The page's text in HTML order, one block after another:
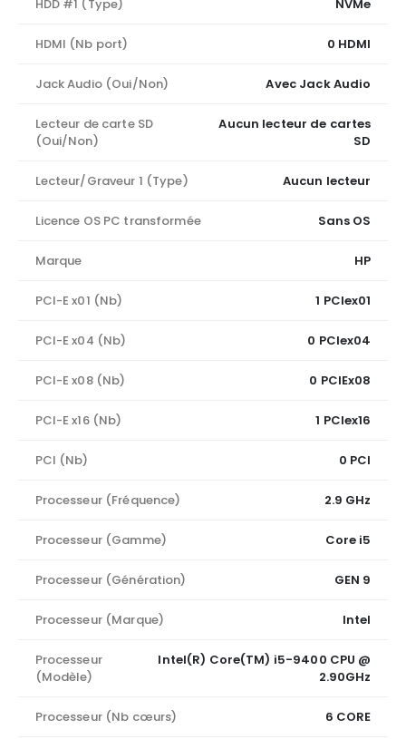
HDD #1 (Type) NVMe
HDMI (Nb port) 0 HDMI
Jack Audio (Oui/Non) Avec Jack Audio
Lecteur de carte SD
(Oui/Non)
Aucun lecteur de cartes
SD
Lecteur/Graveur 1 (Type) Aucun lecteur
Licence OS PC transformée Sans OS
Marque HP
PCI-E x01 (Nb) 1 PCIex01
PCI-E x04 (Nb) 0 PCIex04
PCI-E x08 (Nb) 0 PCIEx08
PCI-E x16 (Nb) 1 PCIex16
PCI (Nb) 0 PCI
Processeur (Fréquence) 2.9 GHz
Processeur (Gamme) Core i5
Processeur (Génération) GEN 9
Processeur (Marque) Intel
Processeur
(Modèle)
Intel(R) Core(TM) i5-9400 CPU @
2.90GHz
Processeur (Nb cœurs) 6 CORE